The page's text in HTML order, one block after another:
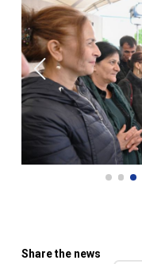
Share the news